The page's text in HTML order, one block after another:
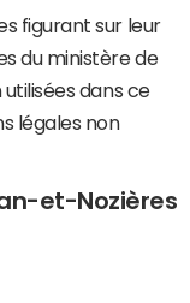
figurant sur leur
du ministère de
dans ce
légales non
et-Nozières